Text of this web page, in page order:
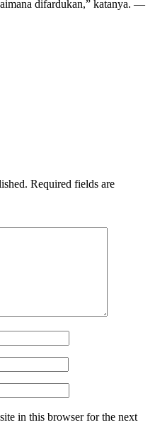
difardukan,” katanya. —
Required fields are
in this browser for the next